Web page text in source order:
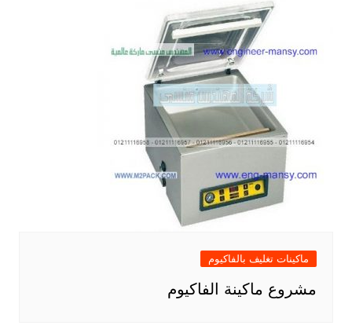
ماكينات تغليف بالفاكيوم
مشروع ماكينة الفاكيوم